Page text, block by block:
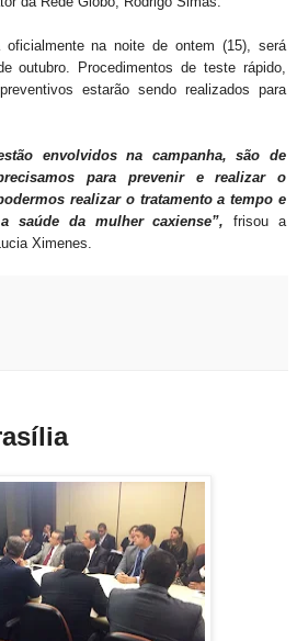
na noite de ontem (15), será
outubro. Procedimentos de teste rápido,
estarão sendo realizados para
envolvidos na campanha, são de
para prevenir e realizar o
realizar o tratamento a tempo e
saúde da mulher caxiense”,frisou a
Ximenes.